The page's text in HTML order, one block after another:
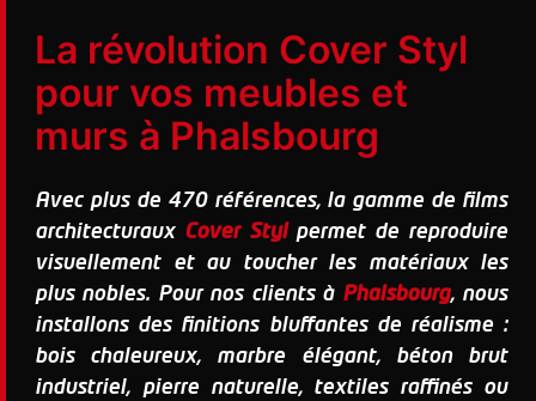
La révolution Cover Styl
pour vos meubles et
murs à Phalsbourg
Avec plus de 470 références, la gamme de films
architecturaux Cover Stylpermet de reproduire
visuellement et au toucher les matériaux les
plus nobles. Pour nos clients à Phalsbourg, nous
installons des finitions bluffantes de réalisme :
bois chaleureux, marbre élégant, béton brut
industriel, pierre naturelle, textiles raffinés ou